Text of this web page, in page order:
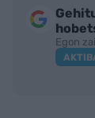
Egon